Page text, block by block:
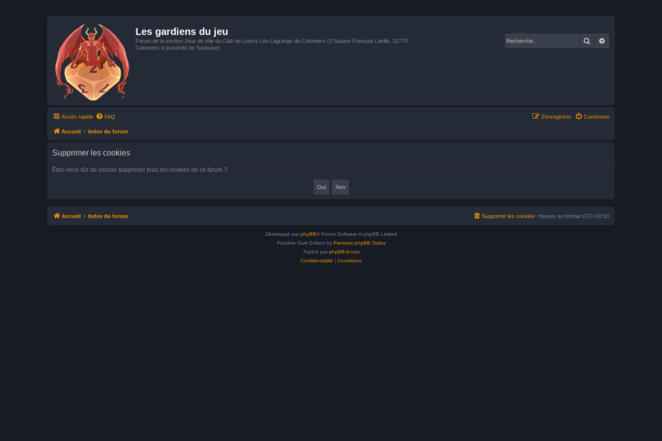
Les gardiens du jeu
Forum de la section Jeux de rôle du Club de Loisirs Léo Lagrange de Colomiers (3 Square François Lahille, 31770
Colomiers à proximité de Toulouse)
Rechercher
Accès rapide FAQ Connexion
S’enregistrer
Accueil Index du forum
Supprimer les cookies
Êtes-vous sûr de vouloir supprimer tous les cookies de ce forum ?
Accueil Index du forum Heures au format UTC+02:00
Supprimer les cookies
Développé par phpBB® Forum Software © phpBB Limited
Prosilver Dark Edition by Premium phpBB Styles
Traduit par phpBB-fr.com
Confidentialité | Conditions